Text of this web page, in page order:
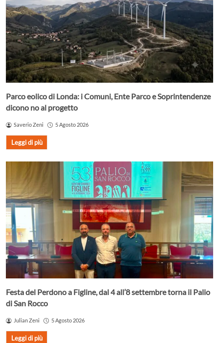
Parco eolico di Londa: i Comuni, Ente Parco e Soprintendenze
dicono no al progetto
Saverio Zeni 5 Agosto 2026
Leggi di più
Festa del Perdono a Figline, dal 4 all’8 settembre torna il Palio
di San Rocco
Julian Zeni 5 Agosto 2026
Leggi di più